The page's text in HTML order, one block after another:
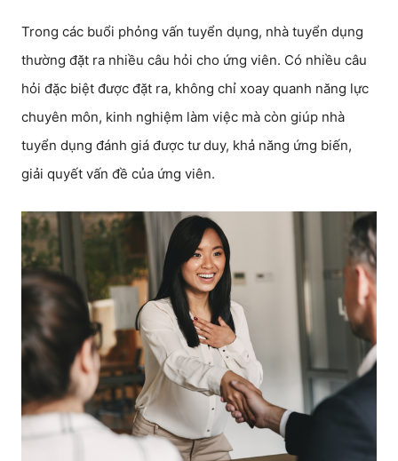
Trong các buổi phỏng vấn tuyển dụng, nhà tuyển dụng
thường đặt ra nhiều câu hỏi cho ứng viên. Có nhiều câu
hỏi đặc biệt được đặt ra, không chỉ xoay quanh năng lực
chuyên môn, kinh nghiệm làm việc mà còn giúp nhà
tuyển dụng đánh giá được tư duy, khả năng ứng biến,
giải quyết vấn đề của ứng viên.